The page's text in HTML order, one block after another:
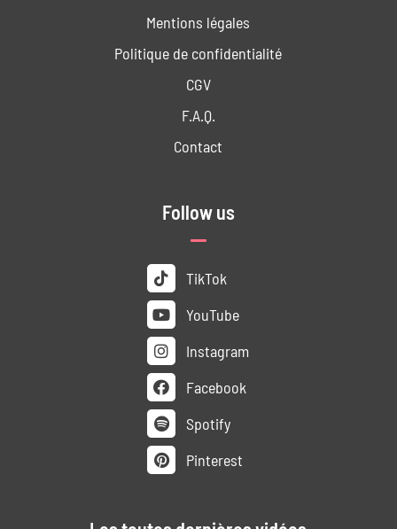
Mentions légales
Politique de confidentialité
CGV
F.A.Q.
Contact
Follow us
TikTok
YouTube
Instagram
Facebook
Spotify
Pinterest